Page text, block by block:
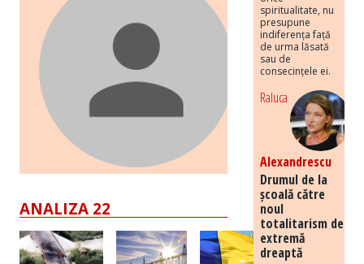
ANALIZA 22
spiritualitate, nu
presupune
indiferența față
de urma lăsată
sau de
consecințele ei.
Raluca
Alexandrescu
Drumul de la
școală către
noul
totalitarism de
extremă
dreaptă